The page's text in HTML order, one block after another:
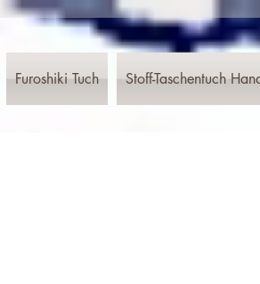
Furoshiki Tuch Stoff-Taschentuch